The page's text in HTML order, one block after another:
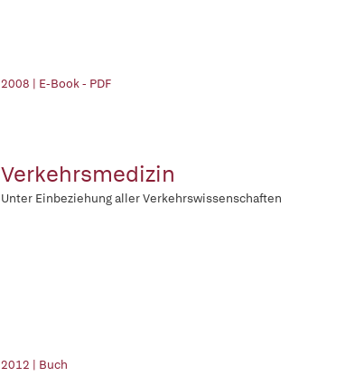
2008 | E-Book - PDF
Verkehrsmedizin
Unter Einbeziehung aller Verkehrswissenschaften
2012 | Buch